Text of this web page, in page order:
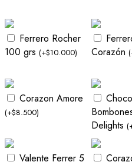
Ferrero Rocher
100 grs (+$10.000)
Corazón(
Corazon Amore
(+$8.500)
Delights(
Valente Ferrer 5